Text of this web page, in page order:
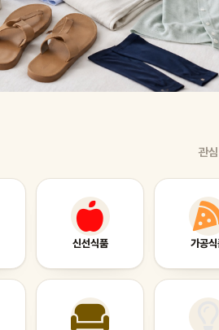
관
신선식품 가공식